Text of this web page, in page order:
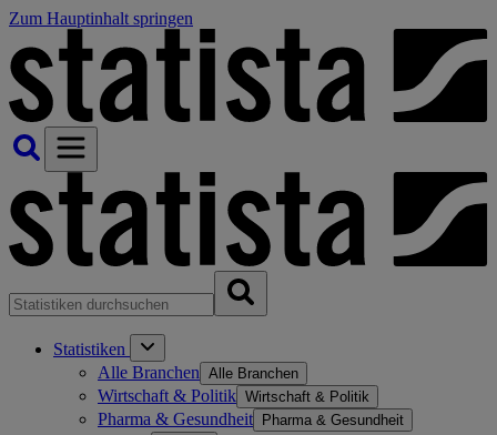
Zum Hauptinhalt springen
Statistiken
Alle Branchen Alle Branchen
Wirtschaft & Politik Wirtschaft & Politik
Pharma & Gesundheit Pharma & Gesundheit